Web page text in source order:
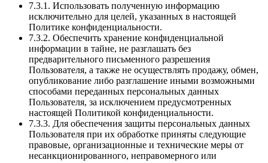
7.3.1. Использовать полученную информацию
исключительно для целей, указанных в настоящей
Политике конфиденциальности.
7.3.2. Обеспечить хранение конфиденциальной
информации в тайне, не разглашать без
предварительного письменного разрешения
Пользователя, а также не осуществлять продажу, обмен,
опубликование либо разглашение иными возможными
способами переданных персональных данных
Пользователя, за исключением предусмотренных
настоящей Политикой конфиденциальности.
7.3.3. Для обеспечения защиты персональных данных
Пользователя при их обработке приняты следующие
правовые, организационные и технические меры от
несанкционированного, неправомерного или